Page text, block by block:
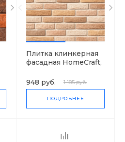
Плитка клинкерная
фасадная HomeCraft,
948 руб.
1 185 руб.
ПОДРОБНЕЕ